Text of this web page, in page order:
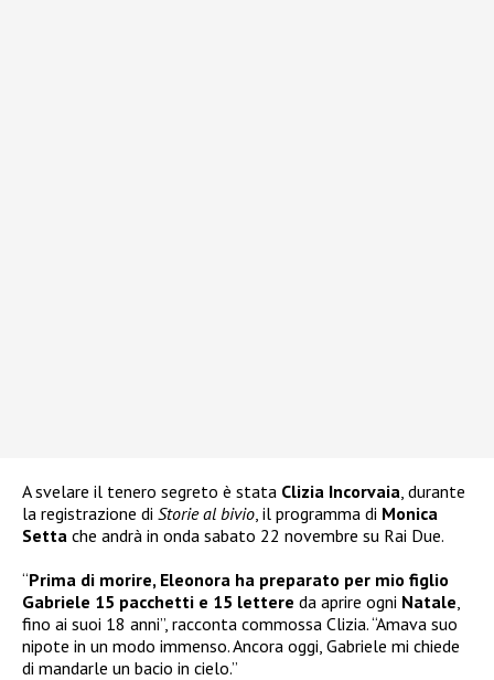
A svelare il tenero segreto è stata Clizia Incorvaia , durante
la registrazione di Storie al bivio , il programma di Monica
Setta che andrà in onda sabato 22 novembre su Rai Due.
“Prima di morire, Eleonora ha preparato per mio figlio
Gabriele 15 pacchetti e 15 lettere da aprire ogni Natale
fino ai suoi 18 anni”, racconta commossa Clizia. “Amava suo
nipote in un modo immenso. Ancora oggi, Gabriele mi chiede
di mandarle un bacio in cielo.”